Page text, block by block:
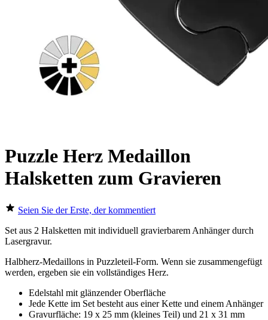
Puzzle Herz Medaillon
Halsketten zum Gravieren
Seien Sie der Erste, der kommentiert
Set aus 2 Halsketten mit individuell gravierbarem Anhänger durch
Lasergravur.
Halbherz-Medaillons in Puzzleteil-Form. Wenn sie zusammengefügt
werden, ergeben sie ein vollständiges Herz.
Edelstahl mit glänzender Oberfläche
Jede Kette im Set besteht aus einer Kette und einem Anhänger
Gravurfläche: 19 x 25 mm (kleines Teil) und 21 x 31 mm